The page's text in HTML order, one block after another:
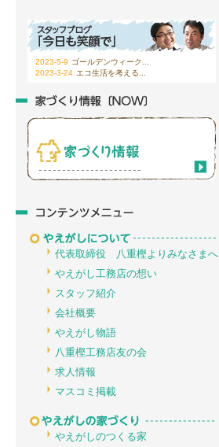
2023-5-9 ゴールデンウィーク...
2023-3-24 エコ生活を考える...
代表取締役 八重樫よりみなさまへ
やえがし工務店の想い
スタッフ紹介
会社概要
やえがし物語
八重樫工務店友の会
求人情報
マスコミ掲載
やえがしのつくる家